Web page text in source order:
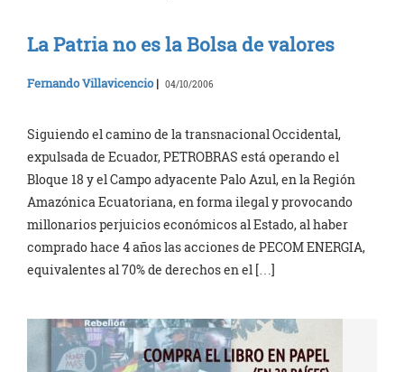
La Patria no es la Bolsa de valores
Fernando Villavicencio| 04/10/2006
Siguiendo el camino de la transnacional Occidental,
expulsada de Ecuador, PETROBRAS está operando el
Bloque 18 y el Campo adyacente Palo Azul, en la Región
Amazónica Ecuatoriana, en forma ilegal y provocando
millonarios perjuicios económicos al Estado, al haber
comprado hace 4 años las acciones de PECOM ENERGIA,
equivalentes al 70% de derechos en el […]